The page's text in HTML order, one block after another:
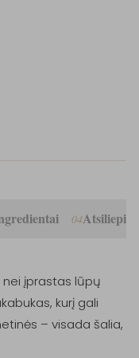
04
nei įprastas lūpų
kurį gali
– visada šalia,